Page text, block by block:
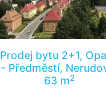
Prodej bytu 2+1,
- Předměstí,
63 m2